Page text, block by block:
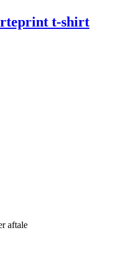
t-shirt
aftale